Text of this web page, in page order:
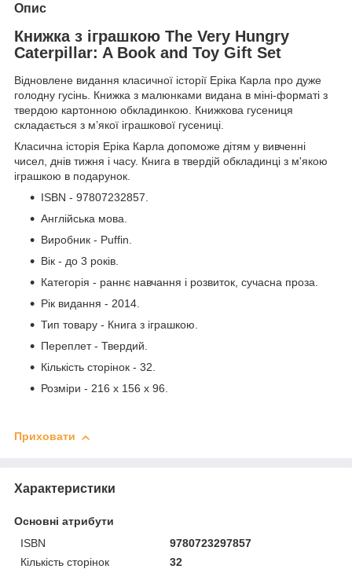
Опис
Книжка з іграшкою The Very Hungry
Caterpillar: A Book and Toy Gift Set
Відновлене видання класичної історії Еріка Карла про дуже
голодну гусінь. Книжка з малюнками видана в міні-форматі з
твердою картонною обкладинкою. Книжкова гусениця
складається з м’якої іграшкової гусениці.
Класична історія Еріка Карла допоможе дітям у вивченні
чисел, днів тижня і часу. Книга в твердій обкладинці з м'якою
іграшкою в подарунок.
ISBN - 97807232857.
Англійська мова.
Виробник - Puffin.
Вік - до 3 років.
Категорія - раннє навчання і розвиток, сучасна проза.
Рік видання - 2014.
Тип товару - Книга з іграшкою.
Переплет - Твердий.
Кількість сторінок - 32.
Розміри - 216 x 156 x 96.
Приховати
Характеристики
Основні атрибути
ISBN
9780723297857
Кількість сторінок
32